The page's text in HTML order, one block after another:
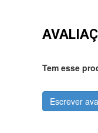
Tem esse
Escrever